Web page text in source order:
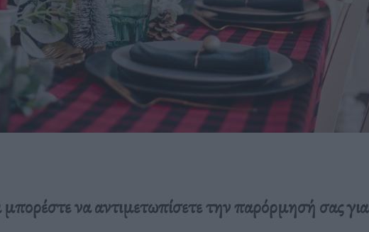
να αντιμετωπίσετε την παρόρμησή σας για